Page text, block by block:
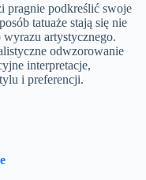
pragnie podkreślić swoje
tatuaże stają się nie
artystycznego.
odwzorowanie
interpretacje,
i preferencji.